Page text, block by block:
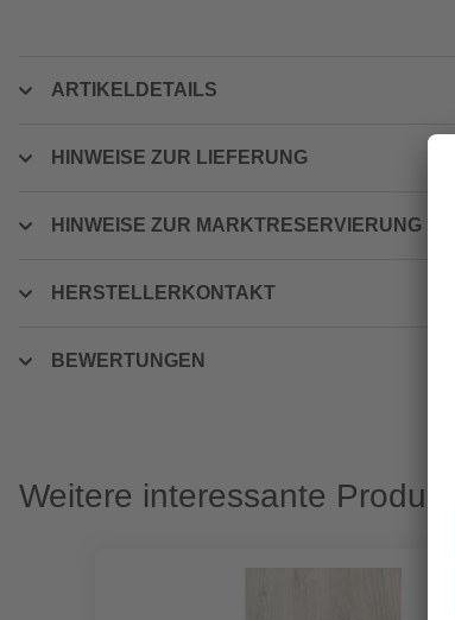
ARTIKELDETAILS
HINWEISE ZUR LIEFERUNG
HINWEISE ZUR MARKTRESERVIERUNG
HERSTELLERKONTAKT
BEWERTUNGEN
Weitere interessante Produkte